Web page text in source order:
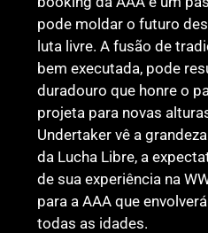
pode moldar o futuro
luta livre. A fusão de
bem executada, pode
duradouro que honre o
projeta para novas
Undertaker vê a
da Lucha Libre, a
de sua experiência na
para a AAA que
todas as idades.